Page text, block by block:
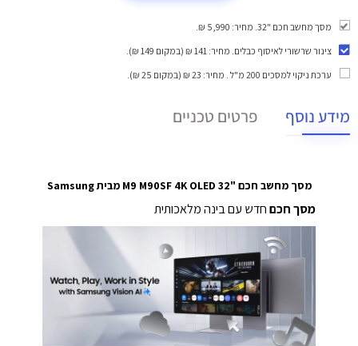
מסך מחשב חכם "32. מחיר: 5,990 ₪.
צינור שרשורי לאיסוף כבלים. מחיר: 141 ₪ (במקום 149 ₪).
ערכת ניקוי למסכים 200 מ"ל
. מחיר: 23 ₪ (במקום 25 ₪).
מידע נוסף פרטים טכניים
מסך מחשב חכם "32 M9 M90SF 4K OLED מבית Samsung
מסך חכםחדש עם בינה מלאכותית